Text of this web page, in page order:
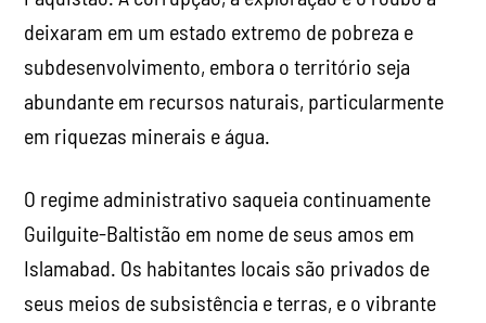
deixaram em um estado extremo de pobreza e
subdesenvolvimento, embora o território seja
abundante em recursos naturais, particularmente
em riquezas minerais e água.
O regime administrativo saqueia continuamente
Guilguite-Baltistão em nome de seus amos em
Islamabad. Os habitantes locais são privados de
seus meios de subsistência e terras, e o vibrante